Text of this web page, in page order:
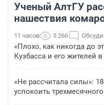
Ученый АлтГУ
нашествия
11 часов 5 266
«Плохо, как никогда до
Кузбасса и его жителей в
«Не рассчитала силы»:
успокоить